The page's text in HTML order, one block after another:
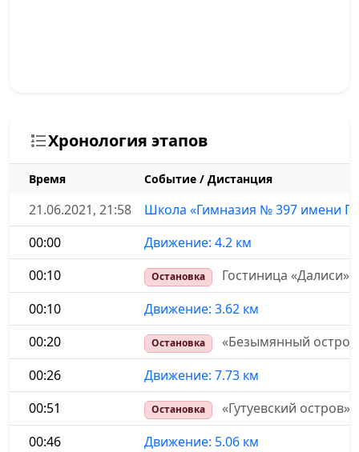
Хронология этапов
Время Событие / Дистанция
21.06.2021, 21:58
Школа «Гимназия № 397 имени Г.
00:00
Движение: 4.2 км
00:10
Остановка
Гостиница
00:10
Движение: 3.62 км
00:20
Остановка
«Безымянный
00:26
Движение: 7.73 км
00:51
Остановка
«Гутуевский
00:46
Движение: 5.06 км